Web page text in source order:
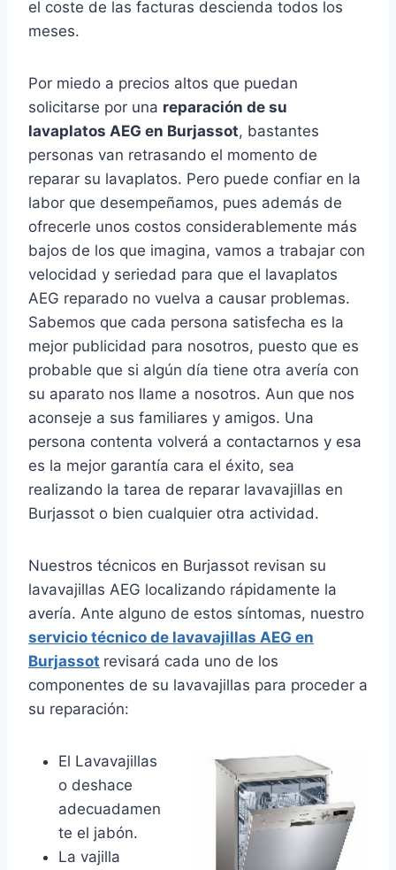
el coste de las facturas descienda todos los
meses.
Por miedo a precios altos que puedan
solicitarse por una reparación de su
lavaplatos AEG en Burjassot, bastantes
personas van retrasando el momento de
reparar su lavaplatos. Pero puede confiar en la
labor que desempeñamos, pues además de
ofrecerle unos costos considerablemente más
bajos de los que imagina, vamos a trabajar con
velocidad y seriedad para que el lavaplatos
AEG reparado no vuelva a causar problemas.
Sabemos que cada persona satisfecha es la
mejor publicidad para nosotros, puesto que es
probable que si algún día tiene otra avería con
su aparato nos llame a nosotros. Aun que nos
aconseje a sus familiares y amigos. Una
persona contenta volverá a contactarnos y esa
es la mejor garantía cara el éxito, sea
realizando la tarea de reparar lavavajillas en
Burjassot o bien cualquier otra actividad.
Nuestros técnicos en Burjassot revisan su
lavavajillas AEG localizando rápidamente la
avería. Ante alguno de estos síntomas, nuestro
servicio técnico de lavavajillas AEG en
Burjassot revisará cada uno de los
componentes de su lavavajillas para proceder a
su reparación:
El Lavavajillas
o deshace
adecuadamen
te el jabón.
La vajilla